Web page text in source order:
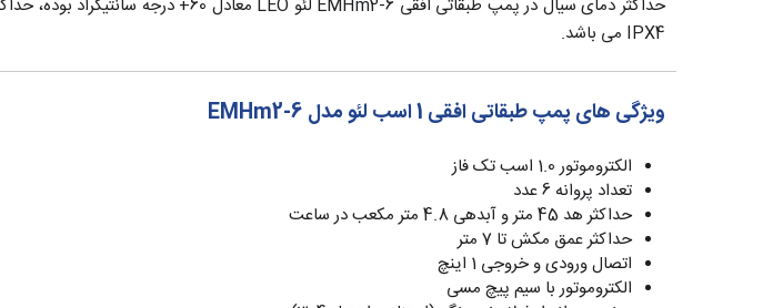
IPX4 می باشد.
ویژگی های پمپ طبقاتی افقی 1 اسب لئو مدل EMHm2-6
الکتروموتور 1.0 اسب تک فاز
تعداد پروانه 6 عدد
حداکثر هد 45 متر و آبدهی 4.8 متر مکعب در ساعت
حداکثر عمق مکش تا 7 متر
اتصال ورودی و خروجی 1 اینچ
الکتروموتور با سیم پیچ مسی